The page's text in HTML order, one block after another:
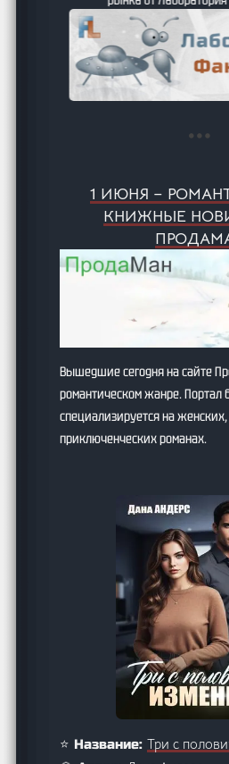
1 ИЮНЯ –
КНИЖНЫЕ
Вышедшие сегодня на сайте
романтическом жанре. Портал
специализируется на
приключенческих романах.
⭐ Название:Три с